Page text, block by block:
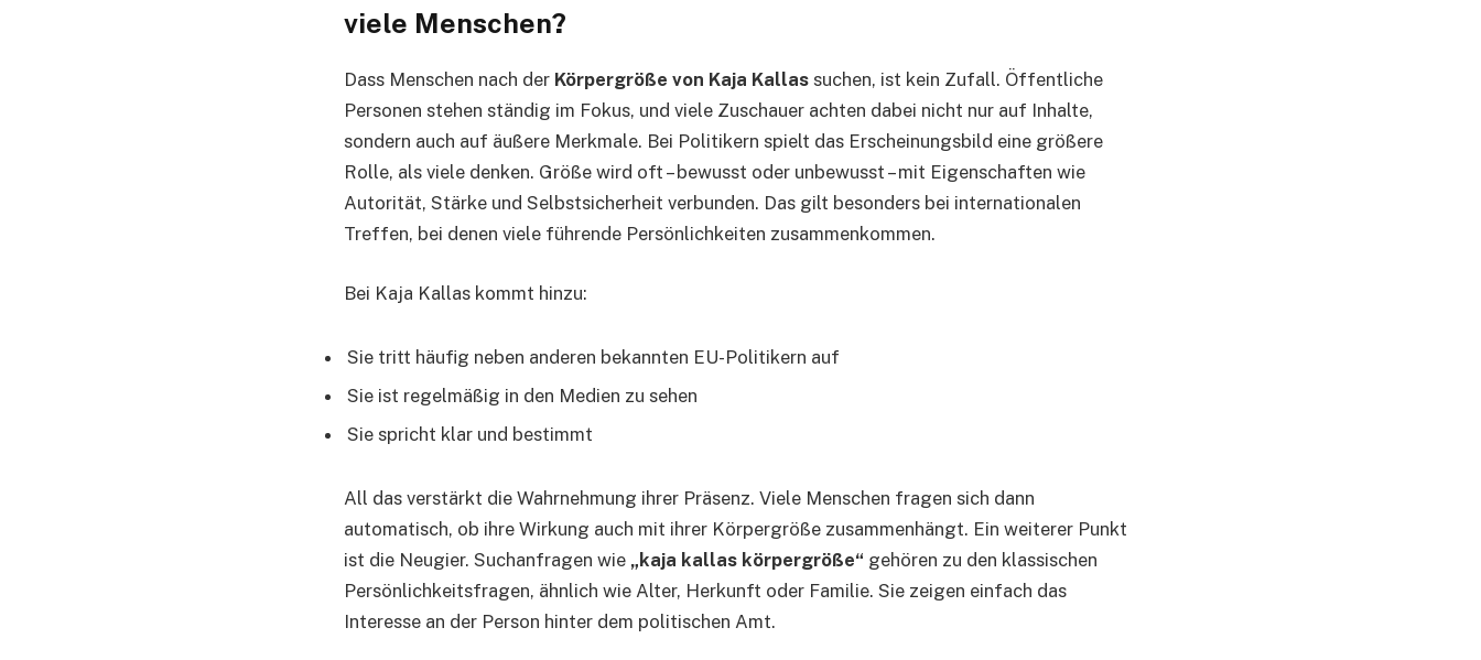
viele Menschen?
Dass Menschen nach der Körpergröße von Kaja Kallas suchen, ist kein Zufall. Öffentliche
Personen stehen ständig im Fokus, und viele Zuschauer achten dabei nicht nur auf Inhalte,
sondern auch auf äußere Merkmale. Bei Politikern spielt das Erscheinungsbild eine größere
Rolle, als viele denken. Größe wird oft – bewusst oder unbewusst – mit Eigenschaften wie
Autorität, Stärke und Selbstsicherheit verbunden. Das gilt besonders bei internationalen
Treffen, bei denen viele führende Persönlichkeiten zusammenkommen.
Bei Kaja Kallas kommt hinzu:
Sie tritt häufig neben anderen bekannten EU-Politikern auf
Sie ist regelmäßig in den Medien zu sehen
Sie spricht klar und bestimmt
All das verstärkt die Wahrnehmung ihrer Präsenz. Viele Menschen fragen sich dann
automatisch, ob ihre Wirkung auch mit ihrer Körpergröße zusammenhängt. Ein weiterer Punkt
ist die Neugier. Suchanfragen wie „kaja kallas körpergröße“ gehören zu den klassischen
Persönlichkeitsfragen, ähnlich wie Alter, Herkunft oder Familie. Sie zeigen einfach das
Interesse an der Person hinter dem politischen Amt.